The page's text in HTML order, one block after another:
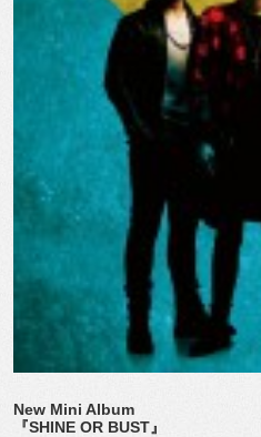
New Mini Album
『SHINE OR BUST』